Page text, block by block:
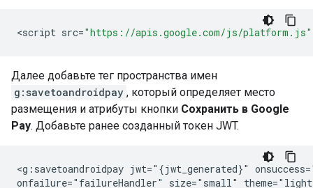
<script src="https://apis.google.com/js/platform.js"
Далее добавьте тег пространства имен
g:savetoandroidpay , который определяет место
размещения и атрибуты кнопки Сохранить в Google
Pay. Добавьте ранее созданный токен JWT.
<g:savetoandroidpay jwt="{jwt_generated}"
onfailure="failureHandler" size="small"